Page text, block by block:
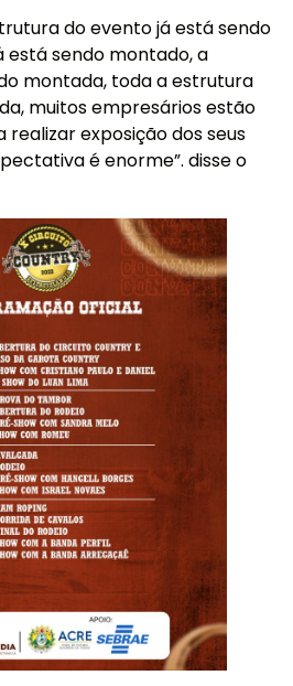
do evento já está sendo
está sendo montado, a
montada, toda a estrutura
muitos empresários estão
exposição dos seus
é enorme”. disse o